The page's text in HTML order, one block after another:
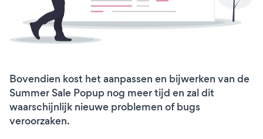
Bovendien kost het aanpassen en bijwerken van de
Summer Sale Popup nog meer tijd en zal dit
waarschijnlijk nieuwe problemen of bugs
veroorzaken.